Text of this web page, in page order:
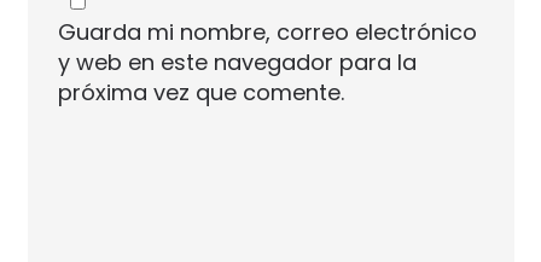
Guarda mi nombre, correo electrónico
y web en este navegador para la
próxima vez que comente.